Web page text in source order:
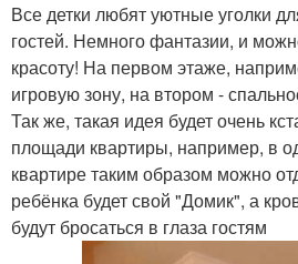
Все детки любят уютные уголки
гостей. Немного фантазии, и
красоту! На первом этаже,
игровую зону, на втором -
Так же, такая идея будет очень
площади квартиры, например, в
квартире таким образом можно
ребёнка будет свой "Домик", а
будут бросаться в глаза гостям